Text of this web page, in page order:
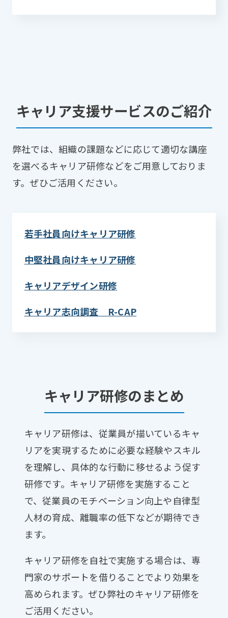
キャリア支援サービスのご紹介
弊社では、組織の課題などに応じて適切な講座
を選べるキャリア研修などをご用意しておりま
す。ぜひご活用ください。
若手社員向けキャリア研修
中堅社員向けキャリア研修
キャリアデザイン研修
キャリア志向調査 R-CAP
キャリア研修のまとめ
キャリア研修は、従業員が描いているキャ
リアを実現するために必要な経験やスキル
を理解し、具体的な行動に移せるよう促す
研修です。キャリア研修を実施すること
で、従業員のモチベーション向上や自律型
人材の育成、離職率の低下などが期待でき
ます。
キャリア研修を自社で実施する場合は、専
門家のサポートを借りることでより効果を
高められます。ぜひ弊社のキャリア研修を
ご活用ください。